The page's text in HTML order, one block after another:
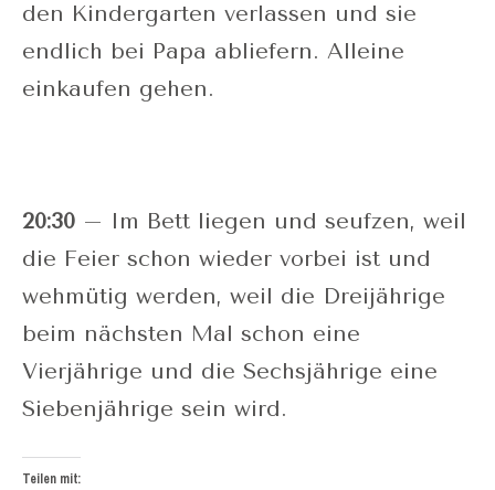
den Kindergarten verlassen und sie
endlich bei Papa abliefern. Alleine
einkaufen gehen.
20:30 – Im Bett liegen und seufzen, weil
die Feier schon wieder vorbei ist und
wehmütig werden, weil die Dreijährige
beim nächsten Mal schon eine
Vierjährige und die Sechsjährige eine
Siebenjährige sein wird.
Teilen mit: